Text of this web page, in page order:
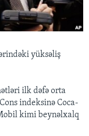
yüksəliş
ilk dəfə orta
indeksinə Coca-
kimi beynəlxalq